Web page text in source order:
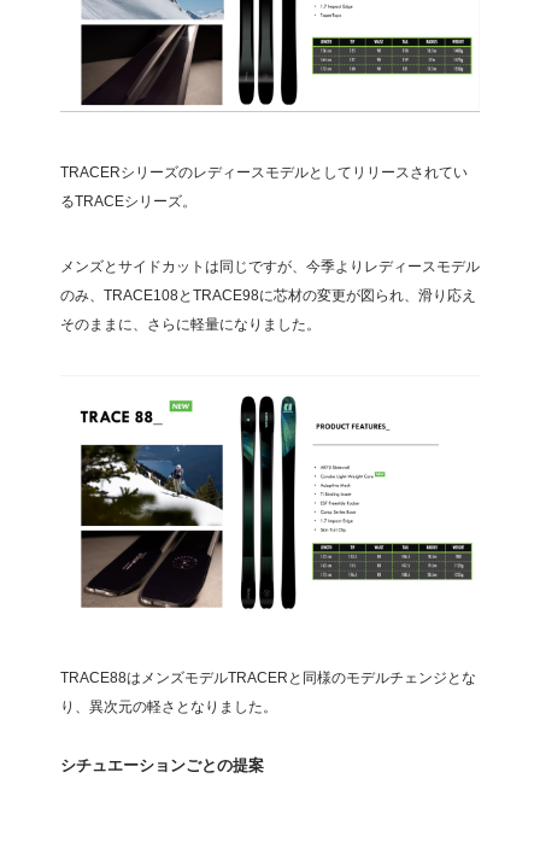
TRACERシリーズのレディースモデルとしてリリースされてい
るTRACEシリーズ。
メンズとサイドカットは同じですが、今季よりレディースモデル
のみ、TRACE108とTRACE98に芯材の変更が図られ、滑り応え
そのままに、さらに軽量になりました。
TRACE88はメンズモデルTRACERと同様のモデルチェンジとな
り、異次元の軽さとなりました。
シチュエーションごとの提案